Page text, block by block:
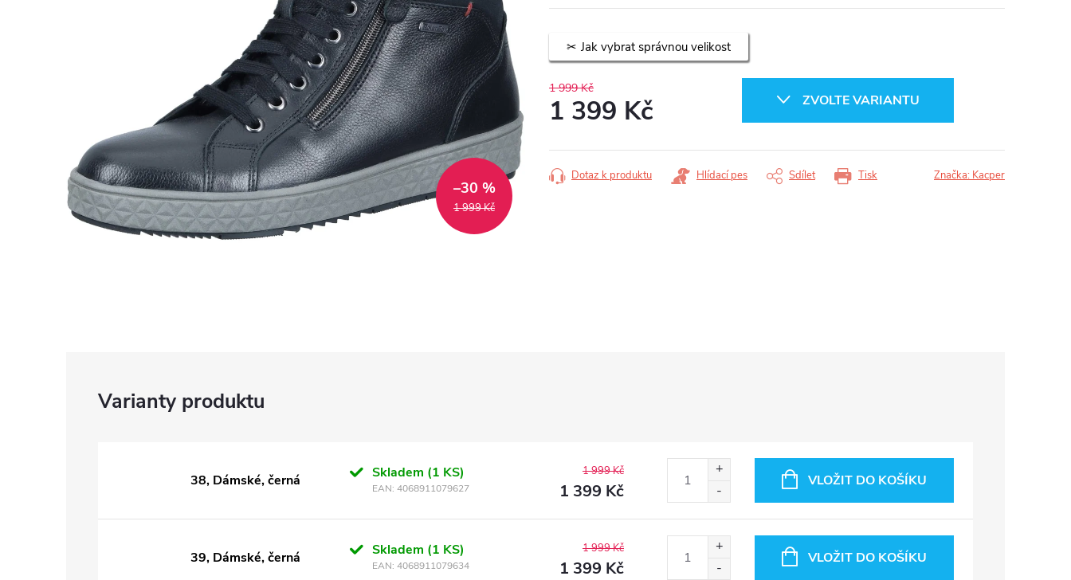
1 999 Kč
–30 %
Jak vybrat správnou velikost
1 999 Kč
1 399 Kč
cena:
ZVOLTE VARIANTU
Tisk
Dotaz k produktu Hlídací pes Sdílet Značka: Kacper
38, Dámské, černá Skladem (1 KS)
EAN: 4068911079627
1 999 Kč
1 399 Kč VLOŽIT DO KOŠÍKU
39, Dámské, černá Skladem (1 KS)
EAN: 4068911079634
1 999 Kč
1 399 Kč VLOŽIT DO KOŠÍKU